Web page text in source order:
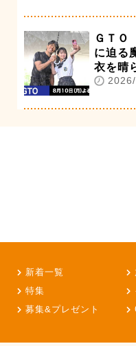
ＧＴ
に迫る
衣を晴
新着一覧
特集
募集&プレゼント